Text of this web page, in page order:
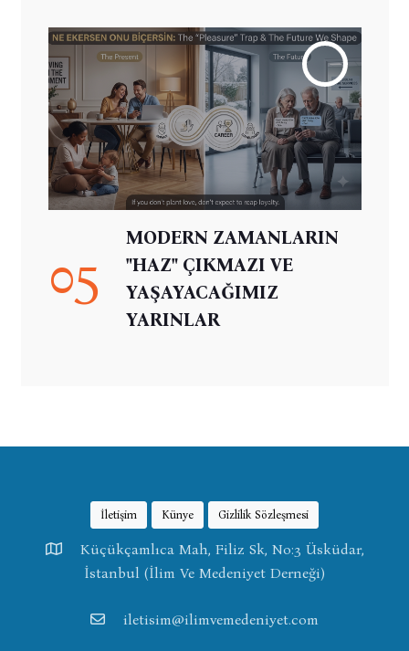
05
MODERN ZAMANLARIN
"HAZ" ÇIKMAZI VE
YAŞAYACAĞIMIZ
YARINLAR
İletişim Künye Gizlilik Sözleşmesi
Küçükçamlıca Mah, Filiz Sk, No:3 Üsküdar,
İstanbul (İlim Ve Medeniyet Derneği)
iletisim@ilimvemedeniyet.com